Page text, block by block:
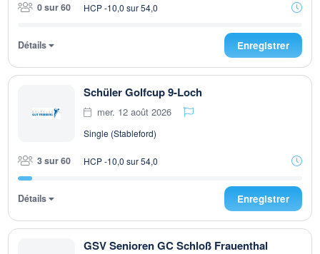
0 sur 60 HCP -10,0 sur 54,0
Détails Enregistrer
Schüler Golfcup 9-Loch
mer. 12 août 2026
Single (Stableford)
3 sur 60 HCP -10,0 sur 54,0
Détails Enregistrer
GSV Senioren GC Schloß Frauenthal